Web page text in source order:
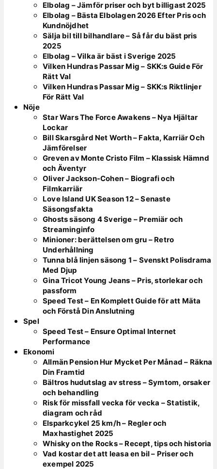
Elbolag – Jämför priser och byt billigast 2025
Elbolag – Bästa Elbolagen 2026 Efter Pris och
Kundnöjdhet
Sälja bil till bilhandlare – Så får du bäst pris
2025
Elbolag – Vilka är bäst i Sverige 2025
Vilken Hundras Passar Mig – SKK:s Guide För
Rätt Val
Vilken Hundras Passar Mig – SKK:s Riktlinjer
För Rätt Val
Nöje
Star Wars The Force Awakens – Nya Hjältar
Lockar
Bill Skarsgård Net Worth – Fakta, Karriär Och
Jämförelser
Greven av Monte Cristo Film – Klassisk Hämnd
och Äventyr
Oliver Jackson-Cohen – Biografi och
Filmkarriär
Love Island UK Season 12 – Senaste
Säsongsfakta
Ghosts säsong 4 Sverige – Premiär och
Streaminginfo
Minioner: berättelsen om gru – Retro
Underhållning
Tunna blå linjen säsong 1 – Svenskt Polisdrama
Med Djup
Gina Tricot Young Jeans – Pris, storlekar och
passform
Speed Test – En Komplett Guide för att Mäta
och Förstå Din Anslutning
Spel
Speed Test – Ensure Optimal Internet
Performance
Ekonomi
Allmän Pension Hur Mycket Per Månad – Räkna
Din Framtid
Bältros hudutslag av stress – Symtom, orsaker
och behandling
Risk för missfall vecka för vecka – Statistik,
diagram och råd
Elsparkcykel 25 km/h – Regler och
Maxhastighet 2025
Whisky on the Rocks – Recept, tips och historia
Vad kostar det att leasa en bil – Priser och
exempel 2025